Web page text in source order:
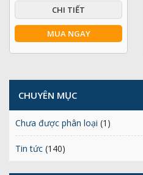
CHI TIẾT
MUA NGAY
CHUYÊN MỤC
Chưa được phân loại (1)
Tin tức (140)